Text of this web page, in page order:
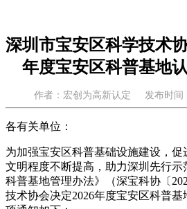
深圳市宝安区科学技术
年度宝安区科普基地
作者：宏创为高新认定 发布时间
各有关单位：
为加强宝安区科普基础设施建设，
文明程度不断提高，助力深圳先行
科普基地管理办法》（深宝科协〔
技术协会决定2026年度宝安区科普